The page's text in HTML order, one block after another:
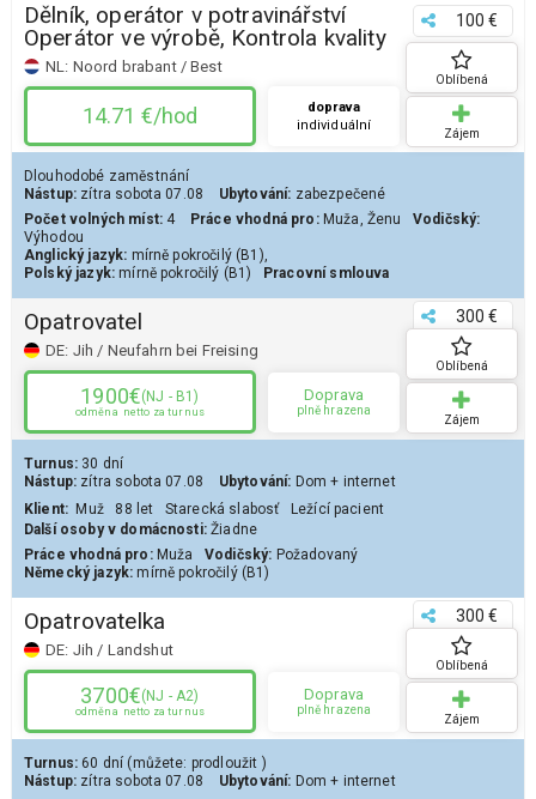
Dělník, operátor v potravinářství
Operátor ve výrobě, Kontrola kvality
NL: Noord brabant / Best
100 €
14.71 €/hod
doprava
individuální
Oblíbená
Zájem
Dlouhodobé zaměstnání
Nástup: zítra sobota 07.08 Ubytování: zabezpečené
Počet volných míst: 4 Práce vhodná pro:Muža, Ženu
Vodičský:
Výhodou
Anglický jazyk: mírně pokročilý (B1),
Polský jazyk: mírně pokročilý (B1) Pracovní smlouva
Opatrovatel
DE: Jih / Neufahrn bei Freising
300 €
1900€(NJ - B1)
odměna netto za turnus
Doprava
plně hrazena
Oblíbená
Zájem
Turnus: 30 dní
Nástup: zítra sobota 07.08 Ubytování: Dom + internet
Klient: Muž 88 let Starecká slabosť
Ležící pacient
Další osoby v domácnosti: Žiadne
Práce vhodná pro:Muža Vodičský: Požadovaný
Německý jazyk: mírně pokročilý (B1)
Opatrovatelka
DE: Jih / Landshut
300 €
3700€(NJ - A2)
odměna netto za turnus
Doprava
plně hrazena
Oblíbená
Zájem
Turnus: 60 dní (můžete: prodloužit )
Nástup: zítra sobota 07.08 Ubytování: Dom + internet